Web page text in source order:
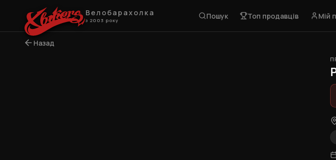
Велобарахолка
з 2003 року Пошук Топ продавців Мій
Назад